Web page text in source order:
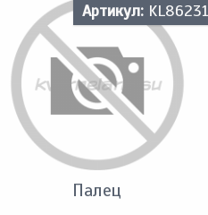
Артикул:
Палец